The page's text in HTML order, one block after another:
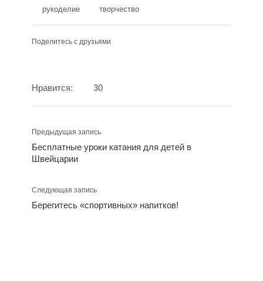
рукоделие
творчество
Поделитесь с друзьями
Нравится: 30
Предыдущая запись
Бесплатные уроки катания для детей в
Швейцарии
Следующая запись
Берегитесь «спортивных» напитков!